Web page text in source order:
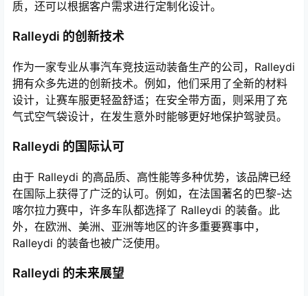
质，还可以根据客户需求进行定制化设计。
Ralleydi 的创新技术
作为一家专业从事汽车竞技运动装备生产的公司，Ralleydi
拥有众多先进的创新技术。例如，他们采用了全新的材料
设计，让赛车服更轻盈舒适；在安全带方面，则采用了充
气式空气袋设计，在发生意外时能够更好地保护驾驶员。
Ralleydi 的国际认可
由于 Ralleydi 的高品质、高性能等多种优势，该品牌已经
在国际上获得了广泛的认可。例如，在法国著名的巴黎-达
喀尔拉力赛中，许多车队都选择了 Ralleydi 的装备。此
外，在欧洲、美洲、亚洲等地区的许多重要赛事中，
Ralleydi 的装备也被广泛使用。
Ralleydi 的未来展望